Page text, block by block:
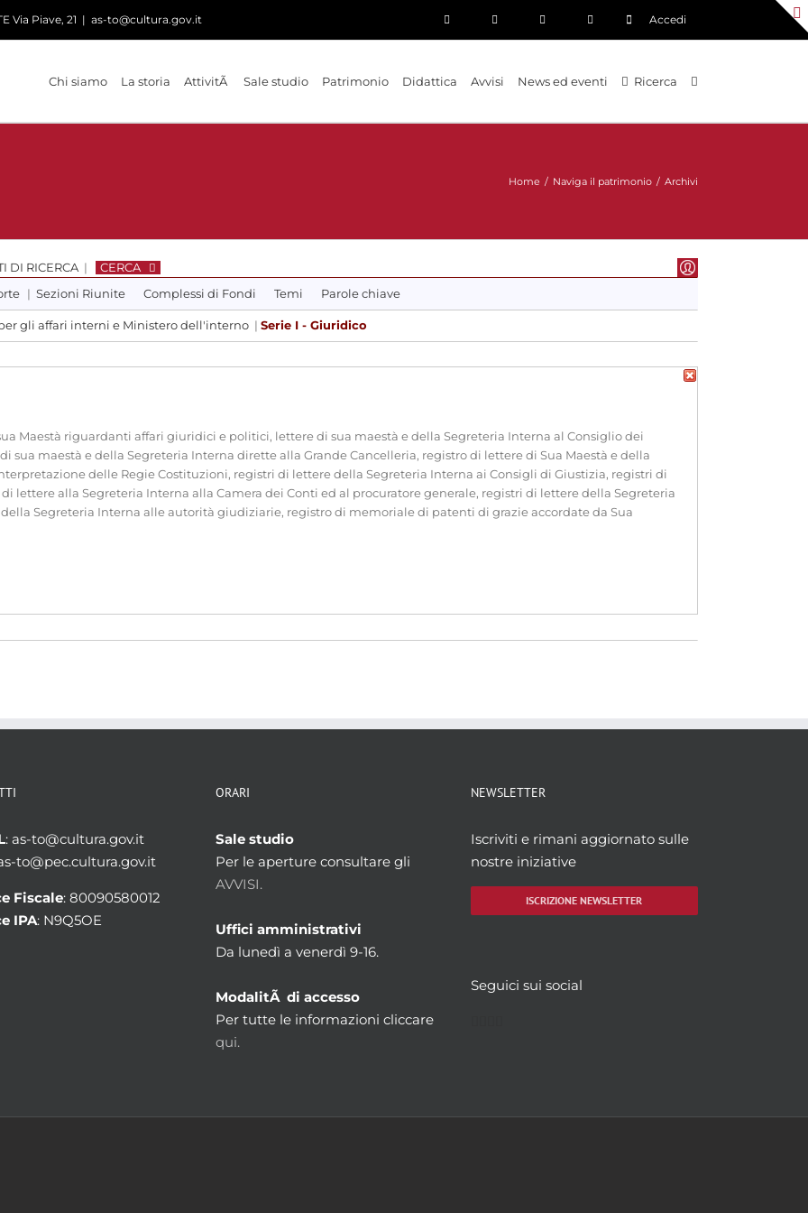
Via Piave, 21 | as-to@cultura.gov.it Accedi
Chi siamo La storia AttivitÃ Sale studio Patrimonio Didattica Avvisi News ed eventi Ricerca
Home / Naviga il patrimonio / Archivi
DI RICERCA |
CERCA
| Sezioni Riunite Complessi di Fondi Temi Parole chiave
gli affari interni e Ministero dell'interno | Serie I - Giuridico
Maestà riguardanti affari giuridici e politici, lettere di sua maestà e della Segreteria Interna al Consiglio dei
maestà e della Segreteria Interna dirette alla Grande Cancelleria, registro di lettere di Sua Maestà e della
delle Regie Costituzioni, registri di lettere della Segreteria Interna ai Consigli di Giustizia, registri di
lettere alla Segreteria Interna alla Camera dei Conti ed al procuratore generale, registri di lettere della Segreteria
Segreteria Interna alle autorità giudiziarie, registro di memoriale di patenti di grazie accordate da Sua
: as-to@cultura.gov.it
to@pec.cultura.gov.it
Fiscale: 80090580012
IPA: N9Q5OE
ORARI
Sale studio
Per le aperture consultare gli
AVVISI.
Uffici amministrativi
Da lunedì a venerdì 9-16.
ModalitÃ di accesso
Per tutte le informazioni cliccare
qui.
NEWSLETTER
Iscriviti e rimani aggiornato sulle
nostre iniziative
ISCRIZIONE NEWSLETTER
Seguici sui social